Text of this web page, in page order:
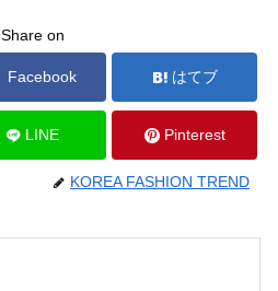
Share on
Facebook はてブ
LINE Pinterest
KOREA FASHION TREND